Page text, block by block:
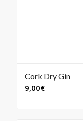
Cork Dry Gin
9,00€